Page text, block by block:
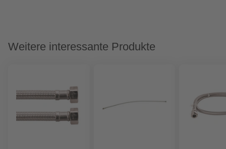
Weitere interessante Produkte